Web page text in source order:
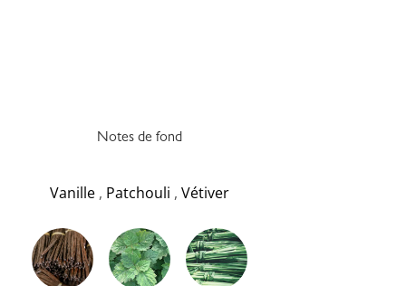
Notes de fond
Vanille , Patchouli , Vétiver